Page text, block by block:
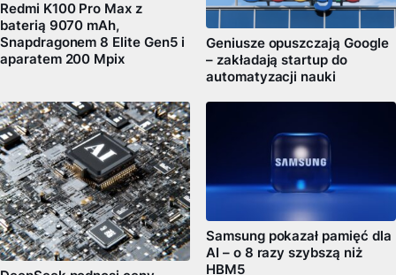
Redmi K100 Pro Max z
baterią 9070 mAh,
Snapdragonem 8 Elite Gen5 i
aparatem 200 Mpix
Geniusze opuszczają Google
– zakładają startup do
automatyzacji nauki
Samsung pokazał pamięć dla
AI – o 8 razy szybszą niż
HBM5